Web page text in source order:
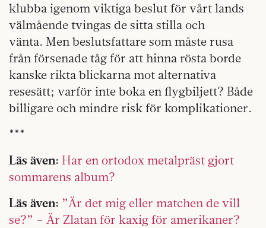
klubba igenom viktiga beslut för vårt lands
välmående tvingas de sitta stilla och
vänta. Men beslutsfattare som måste rusa
från försenade tåg för att hinna rösta borde
kanske rikta blickarna mot alternativa
resesätt; varför inte boka en flygbiljett? Både
billigare och mindre risk för komplikationer.
***
Läs även: Har en ortodox metalpräst gjort
sommarens album?
Läs även: ”Är det mig eller matchen de vill
se?” – Är Zlatan för kaxig för amerikaner?